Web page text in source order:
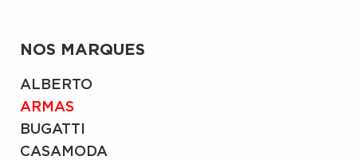
NOS MARQUES
ALBERTO
ARMAS
BUGATTI
CASAMODA